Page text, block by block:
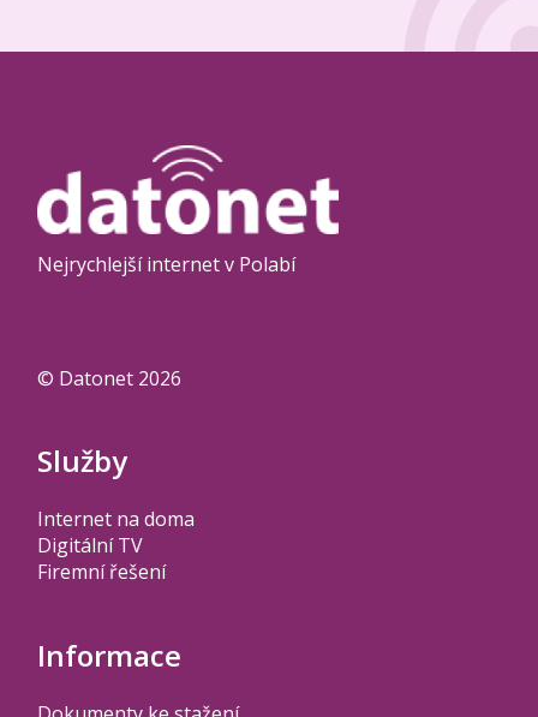
Nejrychlejší internet v Polabí
© Datonet 2026
Služby
Internet na doma
Digitální TV
Firemní řešení
Informace